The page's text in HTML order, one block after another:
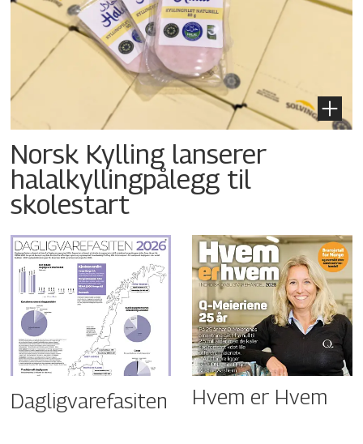
Norsk Kylling lanserer
halalkyllingpålegg til
skolestart
Dagligvarefasiten Hvem er Hvem